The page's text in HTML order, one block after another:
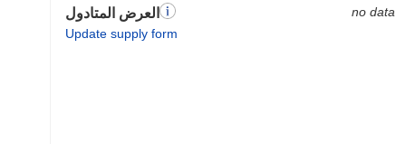
العرض المتادول
Update supply form
no data